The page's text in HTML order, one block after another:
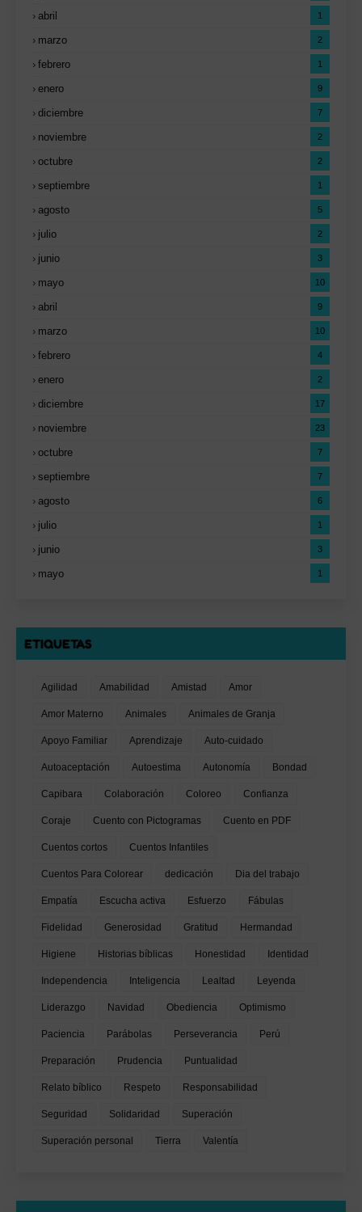
abril 1
marzo 2
febrero 1
enero 9
diciembre 7
noviembre 2
octubre 2
septiembre 1
agosto 5
julio 2
junio 3
mayo 10
abril 9
marzo 10
febrero 4
enero 2
diciembre 17
noviembre 23
octubre 7
septiembre 7
agosto 6
julio 1
junio 3
mayo 1
ETIQUETAS
Agilidad Amabilidad Amistad Amor
Amor Materno Animales Animales de Granja
Apoyo Familiar Aprendizaje Auto-cuidado
Autoaceptación Autoestima Autonomía Bondad
Capibara Colaboración Coloreo Confianza
Coraje Cuento con Pictogramas Cuento en PDF
Cuentos cortos Cuentos Infantiles
Cuentos Para Colorear dedicación Dia del trabajo
Empatía Escucha activa Esfuerzo Fábulas
Fidelidad Generosidad Gratitud Hermandad
Higiene Historias bíblicas Honestidad Identidad
Independencia Inteligencia Lealtad Leyenda
Liderazgo Navidad Obediencia Optimismo
Paciencia Parábolas Perseverancia Perú
Preparación Prudencia Puntualidad
Relato bíblico Respeto Responsabilidad
Seguridad Solidaridad Superación
Superación personal Tierra Valentía